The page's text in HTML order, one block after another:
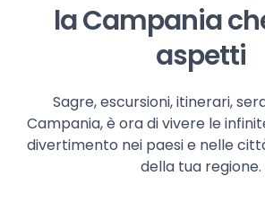
la Campania
aspetti
Sagre, escursioni, itinerari,
Campania, è ora di vivere le
divertimento nei paesi e nelle
della tua regione.